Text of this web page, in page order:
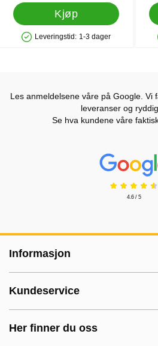
Kjøp
Produkttilgjengelighet: På lager
Leveringstid: 1-3 dager
Les anmeldelsene våre på Google. Vi
leveranser og
Se hva kundene våre
Prisjakt
4.6 / 5
Informasjon
Kundeservice
Her finner du oss